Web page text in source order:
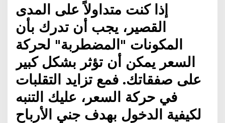
إذا كنت متداولاً على المدى
القصير، يجب أن تدرك بأن
المكونات "المضطربة" لحركة
السعر يمكن أن تؤثر بشكل كبير
على صفقاتك. فمع تزايد التقلبات
في حركة السعر، عليك التنبه
لكيفية الدخول بهدف جني الأرباح